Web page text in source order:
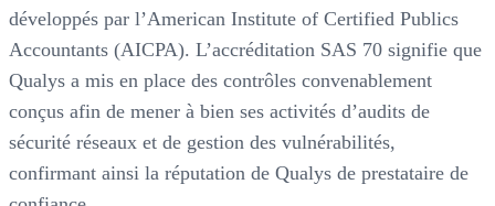
développés par l’American Institute of Certified Publics
Accountants (AICPA). L’accréditation SAS 70 signifie que
Qualys a mis en place des contrôles convenablement
conçus afin de mener à bien ses activités d’audits de
sécurité réseaux et de gestion des vulnérabilités,
confirmant ainsi la réputation de Qualys de prestataire de